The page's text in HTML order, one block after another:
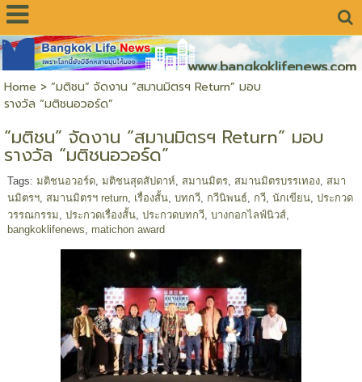
www.bangkoklifenews.com
Home > “มติชน” จัดงาน “สมานมิตรฯ Return” มอบ
รางวัล “มติชนอวอร์ด”
“มติชน” จัดงาน “สมานมิตรฯ Return” มอบ
รางวัล “มติชนอวอร์ด”
Tags: มติชนอวอร์ด, มติชนสุดสัปดาห์ สมานมิตร, สมานมิตรบรรเทอง, สมา
นมิตรฯ, สมานมิตรฯ return, เรื่องสั้น, บทกวี, กวีนิพนธ์ กวี, นักเขียน, ประกวด
วรรณกรรม ประกวดเรื่องสั้น, ประกวดบทกวี, บางกอกไลฟ์นิวส์,
bangkoklifenews
matichon award